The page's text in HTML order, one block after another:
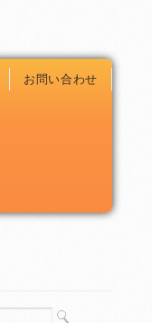
お問い合わせ